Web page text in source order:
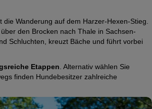
Wanderung auf dem Harzer-Hexen-Stieg.
den Brocken nach Thale in Sachsen-
Schluchten, kreuzt Bäche und führt vorbei
Etappen . Alternativ wählen Sie
finden Hundebesitzer zahlreiche